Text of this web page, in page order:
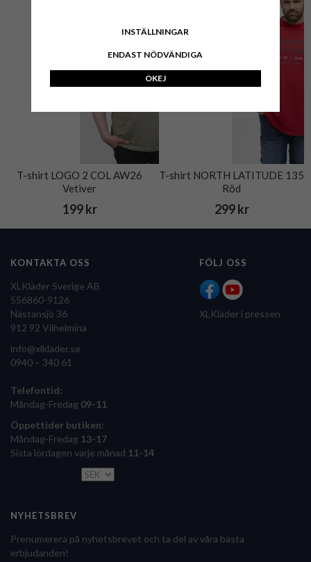
T-shirt LOGO 2 COL AW26
Vetiver
199 kr
T-shirt NORTH LATITUDE 135
Röd
299 kr
KONTAKTA OSS
XLKläder Sverige AB
556860-9126
Nästansjö 36
912 92 Vilhelmina
info@xlklader.se
0940 – 340 61
Telefontid:
Måndag-Fredag 09-11
Öppettider butiken:
Måndag-Fredag 13-17
Sista lördagen varje månad 11-14
FÖLJ OSS
XLKläder i pressen
NYHETSBREV
Prenumerera på nyhetsbrevet och ta del av våra bästa
erbjudanden!
INSTÄLLNINGAR
ENDAST NÖDVÄNDIGA
OKEJ